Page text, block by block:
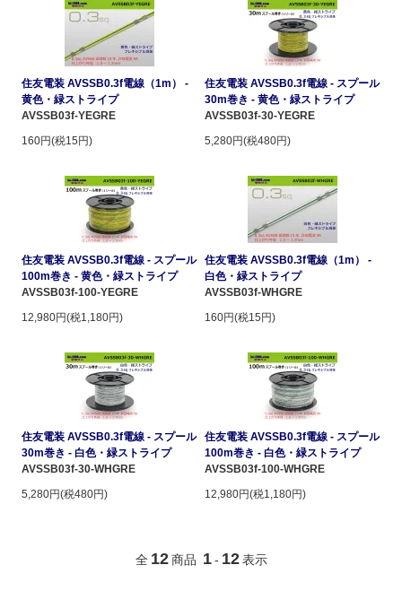
住友電装 AVSSB0.3f電線（1m） -
黄色・緑ストライプ
AVSSB03f-YEGRE
160円(税15円)
住友電装 AVSSB0.3f電線 - スプール
30m巻き - 黄色・緑ストライプ
AVSSB03f-30-YEGRE
5,280円(税480円)
住友電装 AVSSB0.3f電線 - スプール
100m巻き - 黄色・緑ストライプ
AVSSB03f-100-YEGRE
12,980円(税1,180円)
住友電装 AVSSB0.3f電線（1m） -
白色・緑ストライプ
AVSSB03f-WHGRE
160円(税15円)
住友電装 AVSSB0.3f電線 - スプール
30m巻き - 白色・緑ストライプ
AVSSB03f-30-WHGRE
5,280円(税480円)
住友電装 AVSSB0.3f電線 - スプール
100m巻き - 白色・緑ストライプ
AVSSB03f-100-WHGRE
12,980円(税1,180円)
全 12 商品 1 - 12 表示